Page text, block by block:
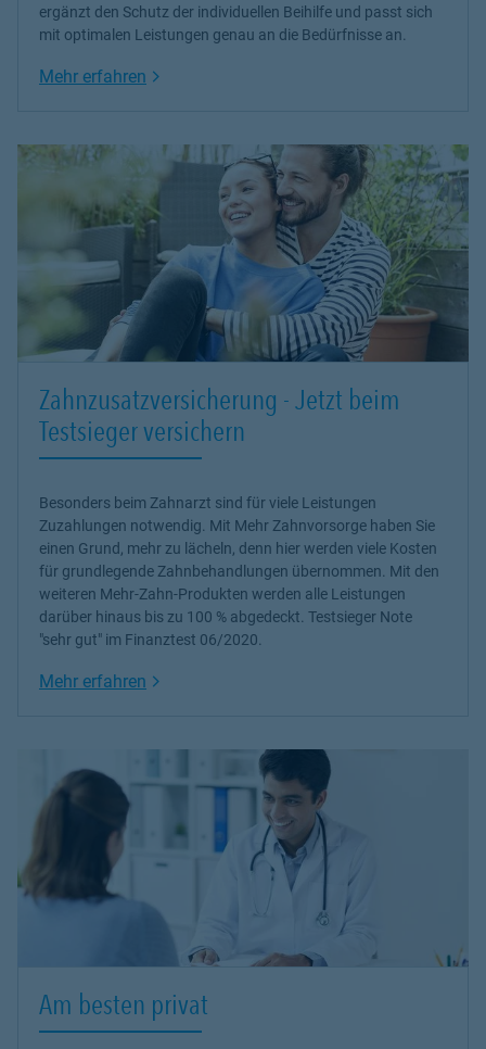
ergänzt den Schutz der individuellen Beihilfe und passt sich
mit optimalen Leistungen genau an die Bedürfnisse an.
Mehr erfahren Link Opens in New Tab
Zahnzusatzversicherung - Jetzt beim
Testsieger versichern
Besonders beim Zahnarzt sind für viele Leistungen
Zuzahlungen notwendig. Mit Mehr Zahnvorsorge haben Sie
einen Grund, mehr zu lächeln, denn hier werden viele Kosten
für grundlegende Zahnbehandlungen übernommen. Mit den
weiteren Mehr-Zahn-Produkten werden alle Leistungen
darüber hinaus bis zu 100 % abgedeckt. Testsieger Note
"sehr gut" im Finanztest 06/2020.
Mehr erfahren Link Opens in New Tab
Am besten privat